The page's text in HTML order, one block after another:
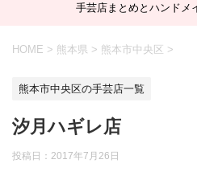
手芸店まとめとハンドメ
HOME > 熊本県 > 熊本市中央区 >
熊本市中央区の手芸店一覧
汐月ハギレ店
投稿日： 2017年7月26日